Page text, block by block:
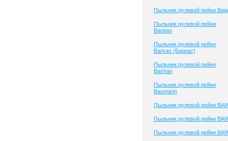
Пыльник рулевой рейки
Пыльник рулевой рейки
Baotian
Пыльник рулевой рейки
Barkas (Баркас)
Пыльник рулевой рейки
Bashan
Пыльник рулевой рейки
Baumann
Пыльник рулевой рейки
Пыльник рулевой рейки
Пыльник рулевой рейки